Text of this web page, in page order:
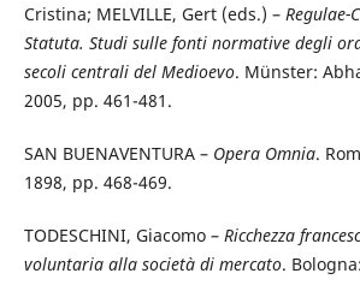
Cristina; MELVILLE, Gert (eds.) – Regulae-
Statuta. Studi sulle fonti normative degli
secoli centrali del Medioevo. Münster:
2005, pp. 461-481.
SAN BUENAVENTURA – Opera Omnia.
1898, pp. 468-469.
TODESCHINI, Giacomo – Ricchezza
voluntaria alla società di mercato.